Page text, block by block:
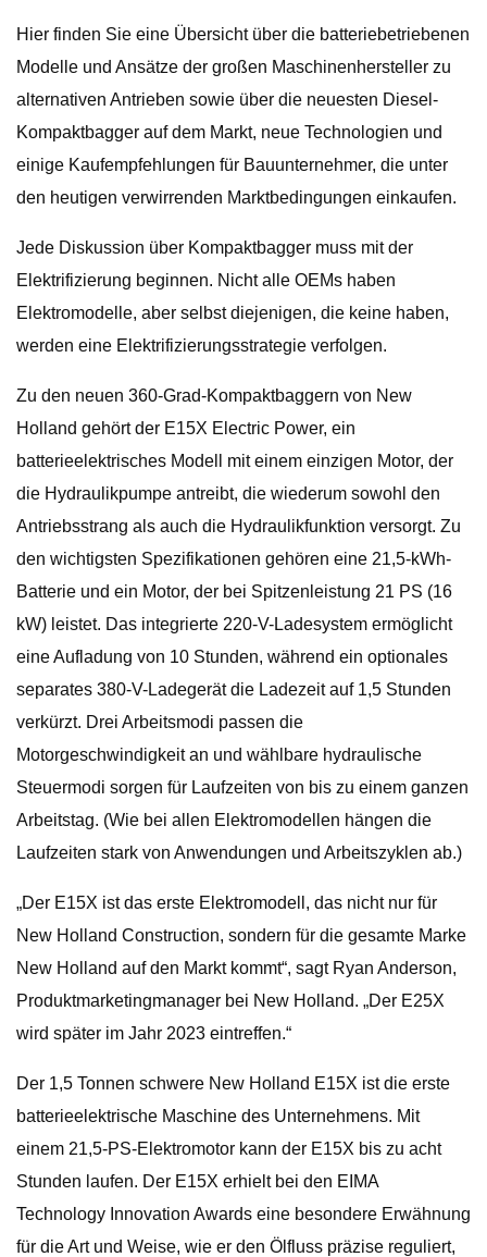
Hier finden Sie eine Übersicht über die batteriebetriebenen
Modelle und Ansätze der großen Maschinenhersteller zu
alternativen Antrieben sowie über die neuesten Diesel-
Kompaktbagger auf dem Markt, neue Technologien und
einige Kaufempfehlungen für Bauunternehmer, die unter
den heutigen verwirrenden Marktbedingungen einkaufen.
Jede Diskussion über Kompaktbagger muss mit der
Elektrifizierung beginnen. Nicht alle OEMs haben
Elektromodelle, aber selbst diejenigen, die keine haben,
werden eine Elektrifizierungsstrategie verfolgen.
Zu den neuen 360-Grad-Kompaktbaggern von New
Holland gehört der E15X Electric Power, ein
batterieelektrisches Modell mit einem einzigen Motor, der
die Hydraulikpumpe antreibt, die wiederum sowohl den
Antriebsstrang als auch die Hydraulikfunktion versorgt. Zu
den wichtigsten Spezifikationen gehören eine 21,5-kWh-
Batterie und ein Motor, der bei Spitzenleistung 21 PS (16
kW) leistet. Das integrierte 220-V-Ladesystem ermöglicht
eine Aufladung von 10 Stunden, während ein optionales
separates 380-V-Ladegerät die Ladezeit auf 1,5 Stunden
verkürzt. Drei Arbeitsmodi passen die
Motorgeschwindigkeit an und wählbare hydraulische
Steuermodi sorgen für Laufzeiten von bis zu einem ganzen
Arbeitstag. (Wie bei allen Elektromodellen hängen die
Laufzeiten stark von Anwendungen und Arbeitszyklen ab.)
„Der E15X ist das erste Elektromodell, das nicht nur für
New Holland Construction, sondern für die gesamte Marke
New Holland auf den Markt kommt“, sagt Ryan Anderson,
Produktmarketingmanager bei New Holland. „Der E25X
wird später im Jahr 2023 eintreffen.“
Der 1,5 Tonnen schwere New Holland E15X ist die erste
batterieelektrische Maschine des Unternehmens. Mit
einem 21,5-PS-Elektromotor kann der E15X bis zu acht
Stunden laufen. Der E15X erhielt bei den EIMA
Technology Innovation Awards eine besondere Erwähnung
für die Art und Weise, wie er den Ölfluss präzise reguliert,